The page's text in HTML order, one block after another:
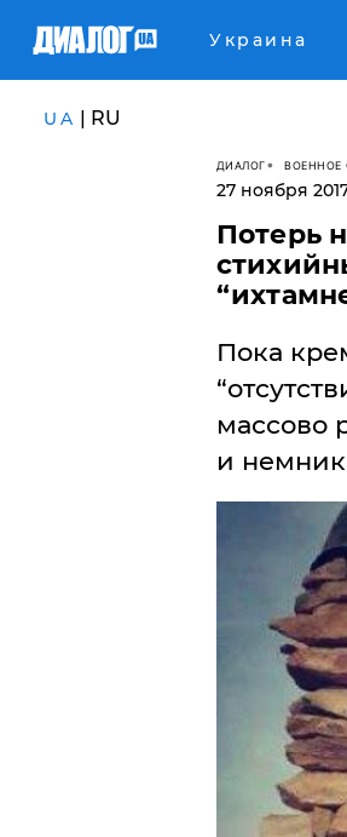
Украина
UA | RU
ДИАЛОГ ВОЕННОЕ
27 ноября
Потерь
​Пока
массово
и